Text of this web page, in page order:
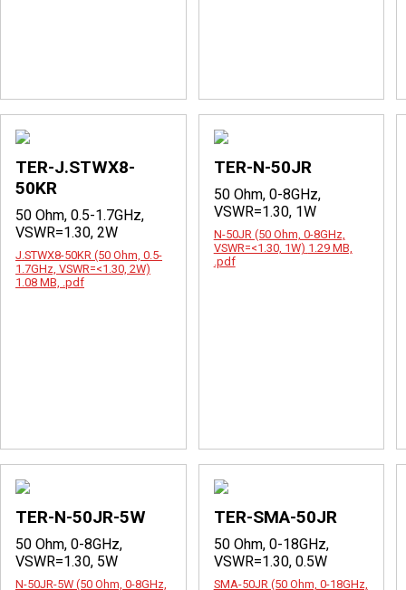
TER-J.STWX8-
50KR
50 Ohm, 0.5-1.7GHz,
VSWR=1.30, 2W
J.STWX8-50KR (50 Ohm, 0.5-
1.7GHz, VSWR=<1.30, 2W)
1.08 MB, .pdf
TER-N-50JR
50 Ohm, 0-8GHz,
VSWR=1.30, 1W
N-50JR (50 Ohm, 0-8GHz,
VSWR=<1.30, 1W) 1.29 MB,
.pdf
TER-N-50JR-5W
50 Ohm, 0-8GHz,
VSWR=1.30, 5W
N-50JR-5W (50 Ohm, 0-8GHz,
TER-SMA-50JR
50 Ohm, 0-18GHz,
VSWR=1.30, 0.5W
SMA-50JR (50 Ohm, 0-18GHz,